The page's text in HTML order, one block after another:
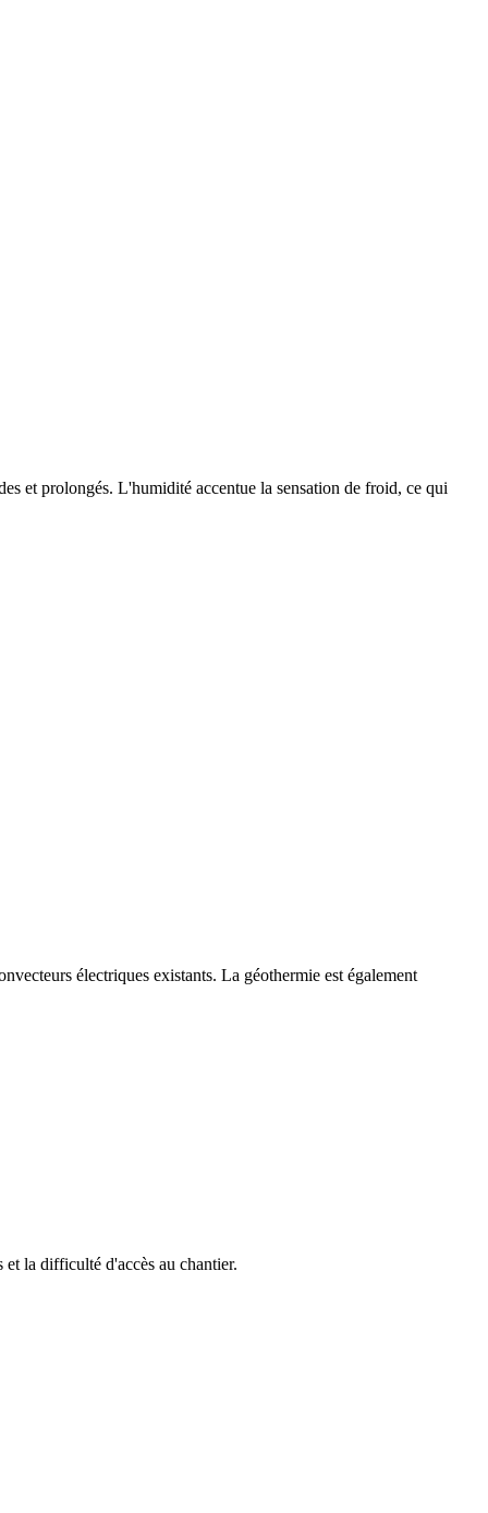
et prolongés. L'humidité accentue la sensation de froid, ce qui
électriques existants. La géothermie est également
et la difficulté d'accès au chantier.